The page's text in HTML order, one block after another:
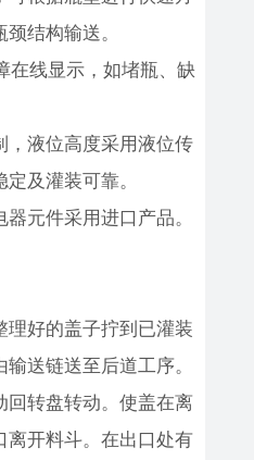
结构输送。
在线显示，如堵瓶、缺
液位高度采用液位传
及灌装可靠。
元件采用进口产品。
好的盖子拧到已灌装
送链送至后道工序。
转盘转动。使盖在离
开料斗。在出口处有